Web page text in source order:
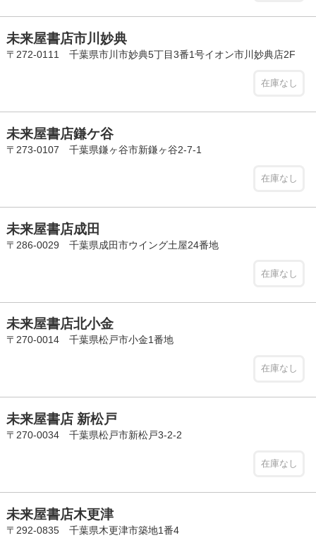
未来屋書店市川妙典
〒272-0111 千葉県市川市妙典5丁目3番1号イオン市川妙典店2F
在庫なし
未来屋書店鎌ケ谷
〒273-0107 千葉県鎌ヶ谷市新鎌ヶ谷2-7-1
在庫なし
未来屋書店成田
〒286-0029 千葉県成田市ウイング土屋24番地
在庫なし
未来屋書店北小金
〒270-0014 千葉県松戸市小金1番地
在庫なし
未来屋書店 新松戸
〒270-0034 千葉県松戸市新松戸3-2-2
在庫なし
未来屋書店木更津
〒292-0835 千葉県木更津市築地1番4